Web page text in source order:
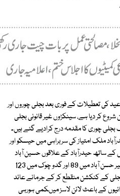
کی تعطیلات کے فوری بعد بجلی چوروں اور
کر دیا ہے، سینکڑوں غیر قانونی بجلی
چوری کا مقدمہ درج کرادیے گئے ہیں۔
ملک امتیاز کی سربراہی میں حیسکو اور
ساتھ حیدرآباد کے علاقوں حسین آباد
میں 73، کوٹری روڈ کچی آبادی میں160، میر حسن آباد میں 89 اور گدو چوک میں 123
پر 445 غیر قانونی بجلی کے کنکشن منقطع کر کے جرمانے عائد
کے باعث لائن لاسز میںکمی ہورہی